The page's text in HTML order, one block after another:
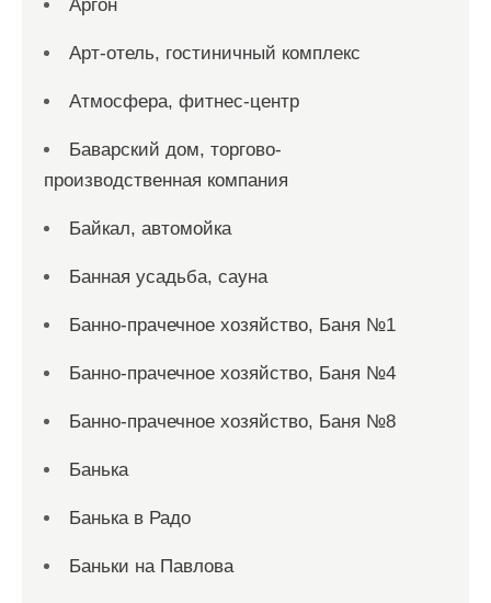
Аргон
Арт-отель, гостиничный комплекс
Атмосфера, фитнес-центр
Баварский дом, торгово-
производственная компания
Байкал, автомойка
Банная усадьба, сауна
Банно-прачечное хозяйство, Баня №1
Банно-прачечное хозяйство, Баня №4
Банно-прачечное хозяйство, Баня №8
Банька
Банька в Радо
Баньки на Павлова